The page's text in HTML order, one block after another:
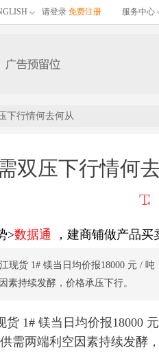
请登录 免费注册 服务中心
下行情何去何从
双压下行情何
>数据通 ，建商铺做产品买
现货 1# 镁当日均价报18000 元 / 吨
素持续发酵，价格承压下行。
1# 镁当日均价报18000
需两端利空因素持续发酵